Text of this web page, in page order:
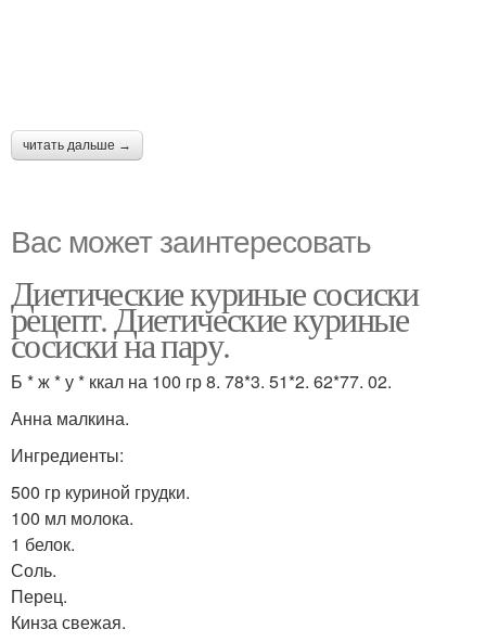
читать дальше →
Вас может заинтересовать
Диетические куриные сосиски
рецепт. Диетические куриные
сосиски на пару.
Б * ж * у * ккал на 100 гр 8. 78*3. 51*2. 62*77. 02.
Анна малкина.
Ингредиенты:
500 гр куриной грудки.
100 мл молока.
1 белок.
Соль.
Перец.
Кинза свежая.